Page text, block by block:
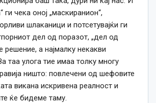
ги чека оној „маскиранион“,
шлаканици и потсетувајќи ги
дел од поразот, „дел од
решение, а најмалку некакви
таа улога тие имаа толку многу
ништо: повлечени од шефовите
викана искривена реалност и
ќе бидеме таму.